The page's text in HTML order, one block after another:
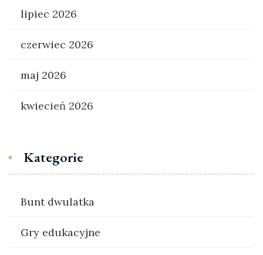
lipiec 2026
czerwiec 2026
maj 2026
kwiecień 2026
Kategorie
Bunt dwulatka
Gry edukacyjne